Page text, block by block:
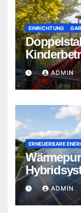
EINRICHTUNG
ADMIN
ERNEUERBARE
ADMIN